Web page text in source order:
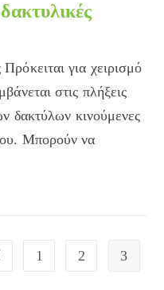
για χειρισμό
στις πλήξεις
δακτύλων κινούμενες
Μπορούν να
to the previous page
1 2 3